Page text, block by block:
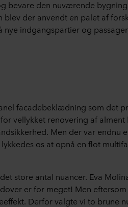
bevare den nuværende
der anvendt en palet af
nye indgangspartier og
facadebeklædning som det
vellykket renovering af
Men der var endnu
os at opnå en flot
store antal nuancer. Eva
er for meget! Men
Derfor valgte vi to brune